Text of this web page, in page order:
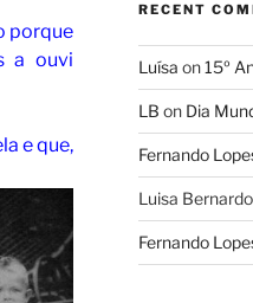
porque
a ouvi
e que,
RECENT
Luísa on15º
LB on Dia
Fernando
Luisa Bernardo
Fernando